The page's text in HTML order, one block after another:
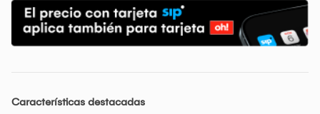
Características destacadas